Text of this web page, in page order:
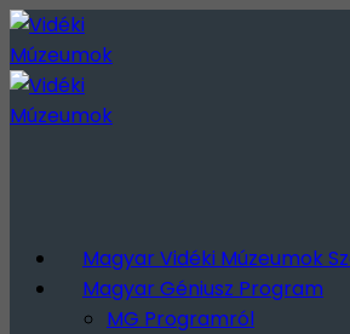
Magyar Vidéki Múzeumok
Magyar Géniusz Program
MG Programról